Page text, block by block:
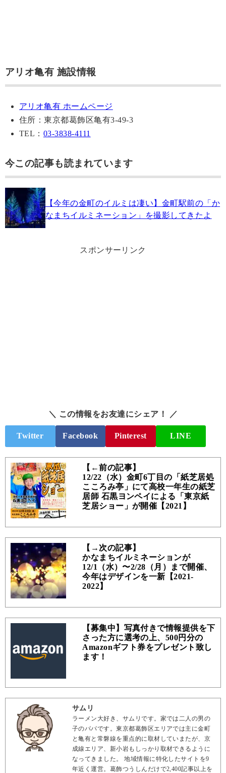
アリオ亀有 施設情報
アリオ亀有 ホームページ
住所：東京都葛飾区亀有3-49-3
TEL： 03-3838-4111
今この記事も読まれています
【今年の金町のイルミは凄い】金町駅前の「か
なまちイルミネーション」を撮影してきたよ
スポンサーリンク
＼ この情報をお友達にシェア！ ／
Twitter Facebook Pinterest LINE
【←前の記事】
12/22（水）金町6丁目の「紙芝居処
こころみ亭」にて高校一年生の紙芝
居師 石黒ヨンペイによる「東京紙
芝居ショー」が開催【2021】
【→次の記事】
かなまちイルミネーションが
12/1（水）〜2/28（月）まで開催、
今年はデザインを一新【2021-
2022】
【募集中】写真付きで情報提供を下
さった方に選考の上、500円分の
Amazonギフト券をプレゼント致し
ます！
サムリ
ラーメン大好き、サムリです。家では二人の男の
子のパパです。東京都葛飾区エリアでは主に金町
と亀有と常磐線を重点的に取材していまたが、京
成線エリア、新小岩もしっかり取材できるように
なってきました。 地域情報に特化したサイトを9
年近く運営。葛飾つうしんだけで2,400記事以上を